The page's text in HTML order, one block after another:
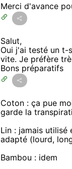
Merci d'avance
Salut,
Oui j'ai testé un t-
vite. Je préfère
Bons préparatifs
Coton : ça pue
garde la
Lin : jamais utilisé
adapté (lourd,
Bambou : idem